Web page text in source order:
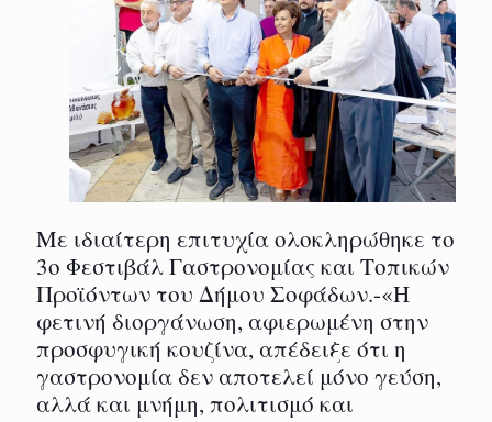
Με ιδιαίτερη επιτυχία ολοκληρώθηκε το
3ο Φεστιβάλ Γαστρονομίας και Τοπικών
Προϊόντων του Δήμου Σοφάδων.-«Η
φετινή διοργάνωση, αφιερωμένη στην
προσφυγική κουζίνα, απέδειξε ότι η
γαστρονομία δεν αποτελεί μόνο γεύση,
αλλά και μνήμη, πολιτισμό και